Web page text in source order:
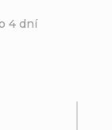
4 dní